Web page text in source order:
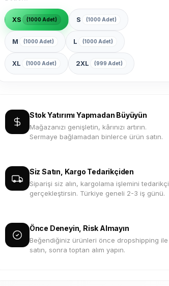
XS (1000 Adet) S (1000 Adet)
M (1000 Adet) L (1000 Adet)
XL (1000 Adet) 2XL (999 Adet)
Stok Yatırımı Yapmadan Büyüyün
Mağazanızı genişletin, kârınızı artırın.
Sermaye bağlamadan binlerce ürün satın.
Siz Satın, Kargo Tedarikçiden
Siparişi siz alın, kargolama işlemini tedarikçi
gerçekleştirsin. Türkiye geneli 2-3 iş günü.
Önce Deneyin, Risk Almayın
Beğendiğiniz ürünleri önce dropshipping ile
satın, sonra toptan alım yapın.